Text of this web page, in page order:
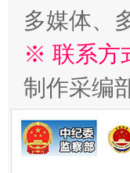
多媒体、
※ 联系方
制作采编